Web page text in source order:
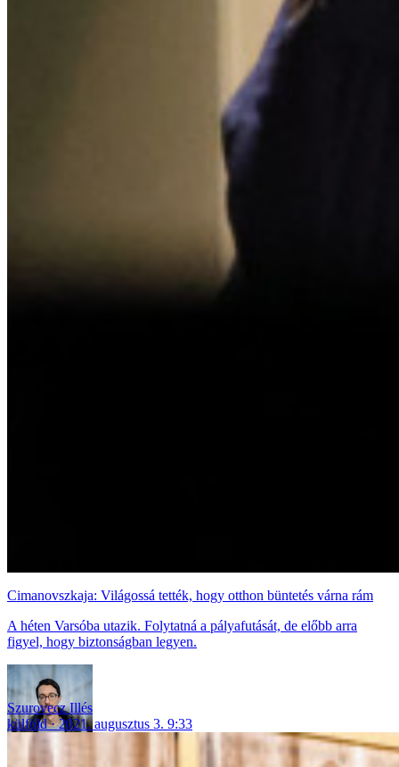
Cimanovszkaja: Világossá tették, hogy otthon büntetés várna rám
A héten Varsóba utazik. Folytatná a pályafutását, de előbb arra
figyel, hogy biztonságban legyen.
Szurovecz Illés
külföld
2021. augusztus 3. 9:33